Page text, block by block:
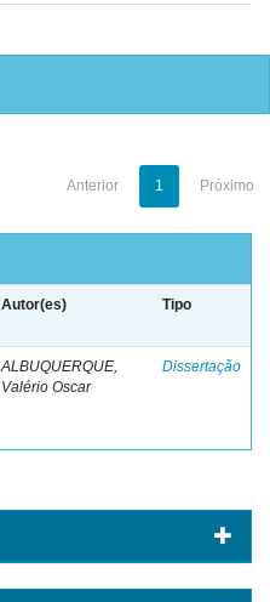
Anterior 1 Próximo
Autor(es) Tipo
ALBUQUERQUE,
Valério Oscar
Dissertação